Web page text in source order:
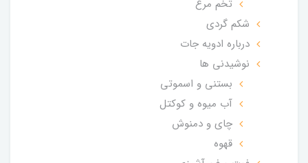
تخم مرغ
شکم گردی
درباره ادویه جات
نوشیدنی ها
بستنی و اسموتی
آب میوه و کوکتل
چای و دمنوش
قهوه